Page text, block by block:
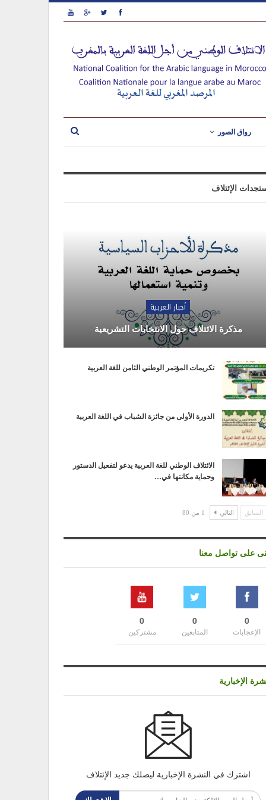
رواق الصور
الإئتلاف
أخبار العربية
مذكرة الائتلاف حول الانتخابات التشريعية
تكريمات المؤتمر الوطني الثامن للغة العربية
الدورة الأولى من جائزة الشباب في اللغة العربية
الائتلاف الوطني للغة العربية يدعو لتفعيل الدستور
وحماية مكانتها في…
السابق التالي 1 من 80
على تواصل معنا
0
الإعجابات
0
المتابعين
0
مشتركين
الإخبارية
اشترك في النشرة الإخبارية ليصلك جديد الإئتلاف